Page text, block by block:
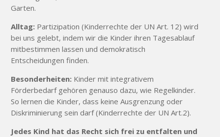
Garten.
Alltag: Partizipation (Kinderrechte der UN Art. 12) wird
bei uns gelebt, indem wir die Kinder ihren Tagesablauf
mitbestimmen lassen und demokratisch
Entscheidungen finden.
Besonderheiten: Kinder mit integrativem
Förderbedarf gehören genauso dazu, wie Regelkinder.
So lernen die Kinder, dass keine Ausgrenzung oder
Diskriminierung sein darf (Kinderrechte der UN Art.2).
Jedes Kind hat das Recht sich frei zu entfalten und